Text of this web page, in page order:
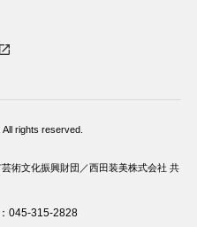
rights reserved.
術文化振興財団／西田装美株式会社 共
045-315-2828